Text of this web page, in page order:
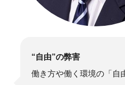
“自由”の弊害
働き方や働く環境の「自